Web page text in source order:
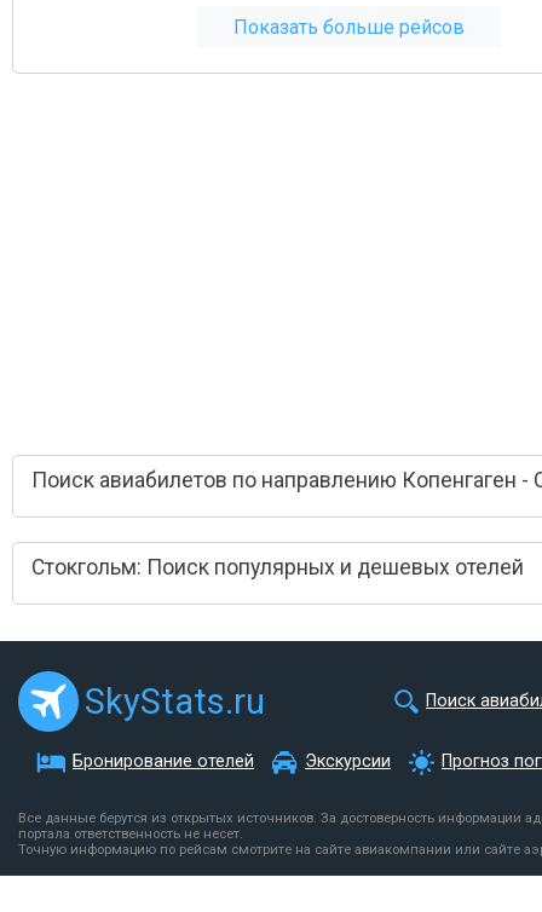
Показать больше рейсов
Поиск авиабилетов по направлению Копенгаген -
Стокгольм: Поиск популярных и дешевых отелей
SkyStats.ru Поиск
Бронирование отелей Экскурсии Прогноз
Все данные берутся из открытых источников. За достоверность информации
портала ответственность не несет.
Точную информацию по рейсам смотрите на сайте авиакомпании или сайте